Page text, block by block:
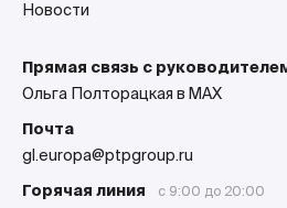
Новости
Прямая связь с
Ольга Полторацкая в MAX
Почта
gl.europa@ptpgroup.ru
Горячая линия
с 9:00 до 20:00